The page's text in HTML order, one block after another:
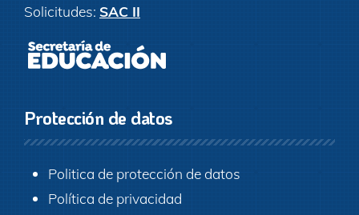
Solicitudes: SAC II
Protección de datos
Politica de protección de datos
Política de privacidad